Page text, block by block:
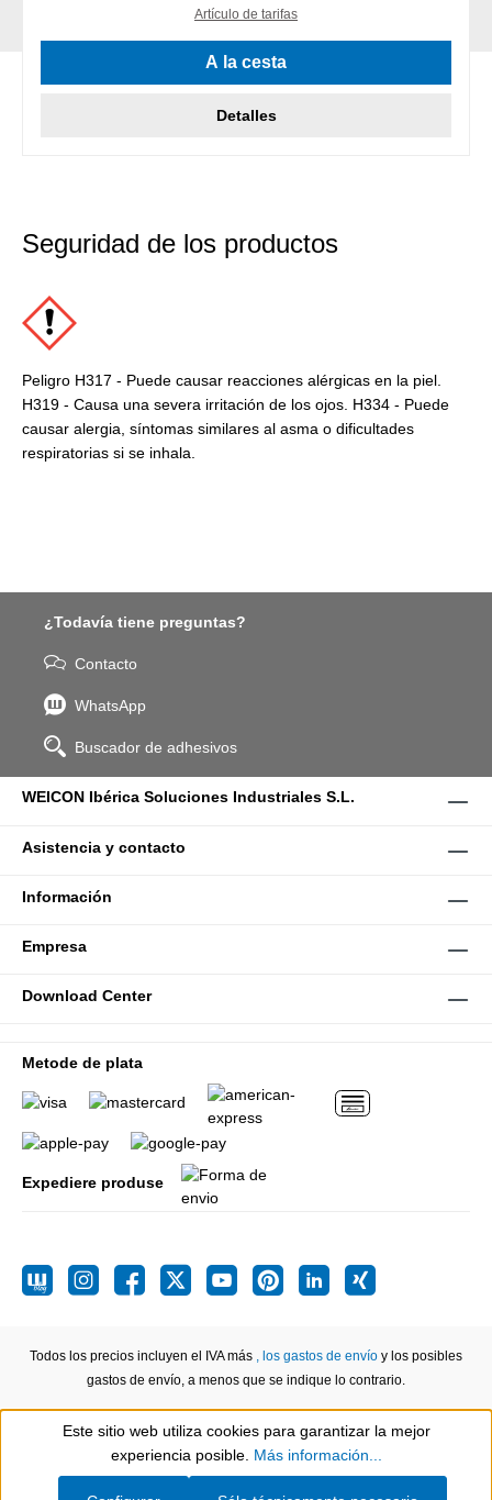
Artículo de tarifas
A la cesta
Detalles
Seguridad de los productos
Peligro H317 - Puede causar reacciones alérgicas en la piel.
H319 - Causa una severa irritación de los ojos. H334 - Puede
causar alergia, síntomas similares al asma o dificultades
respiratorias si se inhala.
¿Todavía tiene preguntas?
Contacto
WhatsApp
Buscador de adhesivos
WEICON Ibérica Soluciones Industriales S.L.
Asistencia y contacto
Información
Empresa
Download Center
Metode de plata
Expediere produse
Todos los precios incluyen el IVA más , los gastos de envío y los posibles
gastos de envío, a menos que se indique lo contrario.
Show toolbar
Este sitio web utiliza cookies para garantizar la mejor
experiencia posible. Más información...